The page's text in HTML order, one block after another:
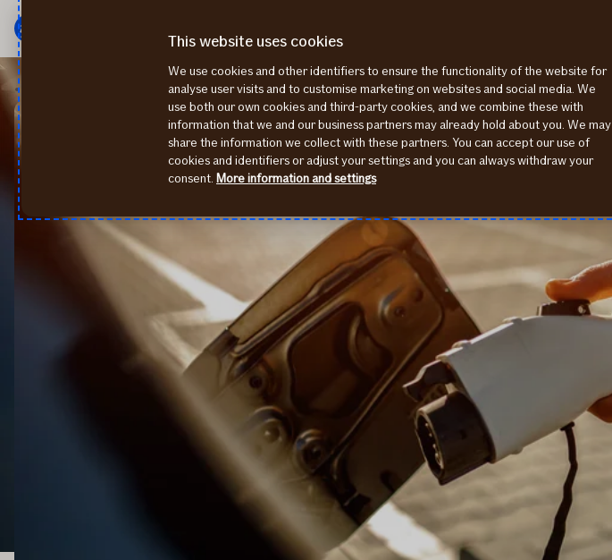
Galvenā
izvēlne
Pāriet
saturu
Aptauja: 20% Latvijas autovadītāju savos nākotnes plānos ir iekļāvuši jauna elektroauto iegādi
This website uses cookies
We use cookies and other identifiers to ensure the functionality of the website for
analyse user visits and to customise marketing on websites and social media. We
use both our own cookies and third-party cookies, and we combine these with
information that we and our business partners may already hold about you. We may
share the information we collect with these partners. You can accept our use of
cookies and identifiers or adjust your settings and you can always withdraw your
consent. More information and settings